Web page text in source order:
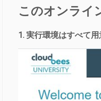
このオンライ
1. 実行環境はすべて用